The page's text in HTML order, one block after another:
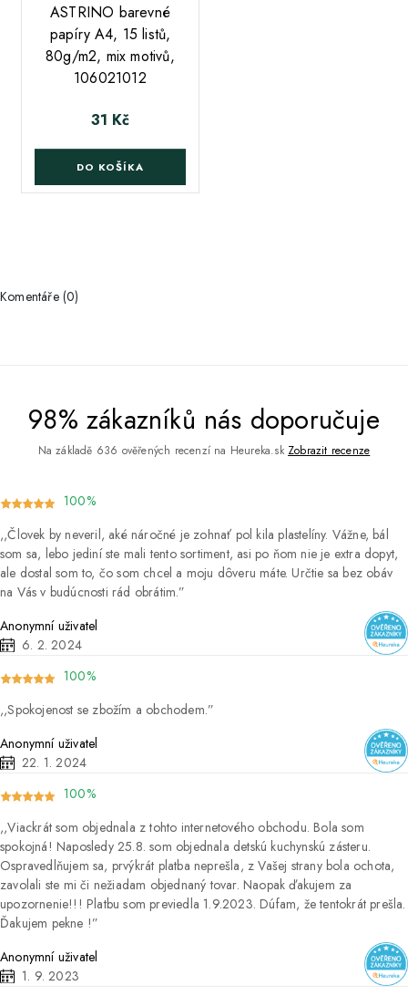
ASTRINO barevné
papíry A4, 15 listů,
80g/m2, mix motivů,
106021012
Cena
31 Kč
DO KOŠÍKA
Komentáře (0)
98% zákazníků nás doporučuje
Na základě 636 ověřených recenzí na Heureka.sk Zobrazit recenze
100%
Človek by neveril, aké náročné je zohnať pol kila plastelíny. Vážne, bál
som sa, lebo jediní ste mali tento sortiment, asi po ňom nie je extra dopyt,
ale dostal som to, čo som chcel a moju dôveru máte. Určtie sa bez obáv
na Vás v budúcnosti rád obrátim.
Anonymní uživatel
6. 2. 2024
100%
Spokojenost se zbožím a obchodem.
Anonymní uživatel
22. 1. 2024
100%
Viackrát som objednala z tohto internetového obchodu. Bola som
spokojná! Naposledy 25.8. som objednala detskú kuchynskú zásteru.
Ospravedlňujem sa, prvýkrát platba neprešla, z Vašej strany bola ochota,
zavolali ste mi či nežiadam objednaný tovar. Naopak ďakujem za
upozornenie!!! Platbu som previedla 1.9.2023. Dúfam, že tentokrát prešla.
Ďakujem pekne !
Anonymní uživatel
1. 9. 2023